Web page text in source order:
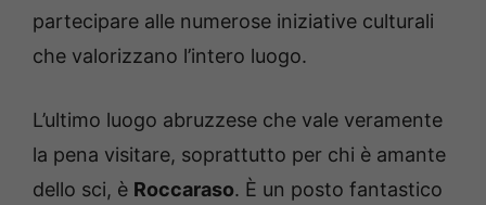
partecipare alle numerose iniziative culturali
che valorizzano l’intero luogo.
L’ultimo luogo abruzzese che vale veramente
la pena visitare, soprattutto per chi è amante
dello sci, è Roccaraso. È un posto fantastico